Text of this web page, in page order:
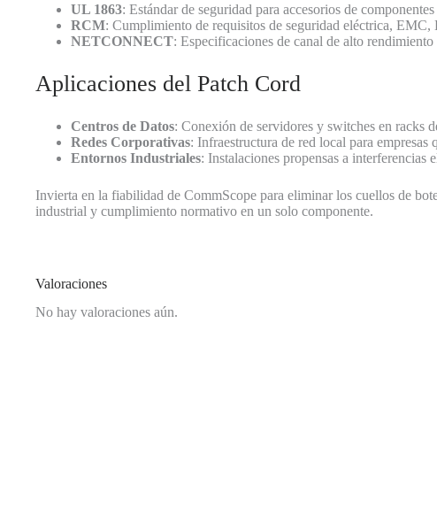
UL 1863: Estándar de seguridad para accesorios de
RCM: Cumplimiento de requisitos de seguridad eléctrica,
NETCONNECT: Especificaciones de canal de alto rendimiento
Aplicaciones del Patch Cord
Centros de Datos: Conexión de servidores y switches en racks
Redes Corporativas: Infraestructura de red local para
Entornos Industriales: Instalaciones propensas a interferencias
Invierta en la fiabilidad de CommScope para eliminar los cuellos de
industrial y cumplimiento normativo en un solo componente.
Valoraciones
No hay valoraciones aún.